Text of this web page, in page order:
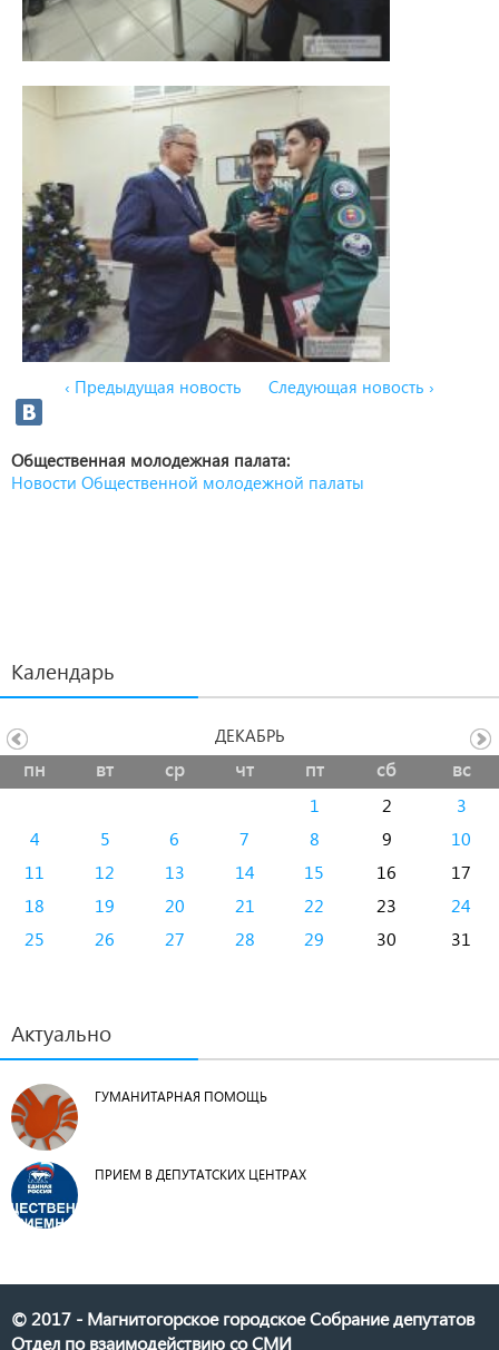
‹ Предыдущая новость Следующая новость ›
Общественная молодежная палата:
Новости Общественной молодежной палаты
Календарь
пн вт ср чт пт сб вс
1 2
3
4
5 6 7 8 9
10
11
12 13 14 15 16
17
18
19 20 21 22 23
24
25
26 27 28 29 30 31
ДЕКАБРЬ
Актуально
ГУМАНИТАРНАЯ ПОМОЩЬ
ПРИЕМ В ДЕПУТАТСКИХ ЦЕНТРАХ
© 2017 - Магнитогорское городское Собрание депутатов
Отдел по взаимодействию со СМИ